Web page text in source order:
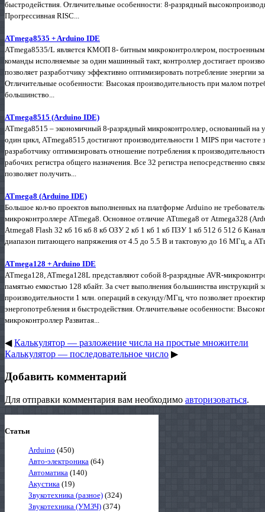
быстродействия. Отличительные особенности: 8-разрядный
Прогрессивная RISC...
ATmega8535 + Arduino IDE
ATmega8535/L является КМОП 8- битным микроконтроллером,
команды исполняемые за один машинный такт, контроллер достигает
позволяет разработчику эффективно оптимизировать потребление энергии
Отличительные особенности: Высокая производительность при малом
большинство...
ATmega8515 (Arduino IDE)
ATmega8515 – экономичный 8-разрядный микроконтроллер, основанный на
один цикл, ATmega8515 достигают производительности 1 MIPS при
разработчику оптимизировать отношение потребления к
рабочих регистра общего назначения. Все 32 регистра непосредственно
позволяет получить...
ATmega8 (Arduino IDE)
Большое кол-во проектов выполненных на платформе Arduino не
микроконтроллере ATmega8. Основное отличие ATtmega8 от Atmega328
Atmega8 Flash 32 кб 16 кб 8 кб ОЗУ 2 кб 1 кб 1 кб ПЗУ 1 кб 512 б 512 б
диапазон питающего напряжения от 4.5 до 5.5 В и тактовую до 16 МГц, а
ATmega128 + Arduino IDE
ATmega128, ATmega128L представляют собой 8-разрядные AVR-
памятью емкостью 128 кбайт. За счет выполнения большинства инструкций
производительности 1 млн. операций в секунду/МГц, что позволяет
энергопотребления и быстродействия. Отличительные особенности:
микроконтроллер Развитая...
◀Калькулятор — разложение числа на простые множители
Калькулятор — последовательное число ▶
Добавить комментарий
Для отправки комментария вам необходимо авторизоваться.
Статьи
Arduino (450)
Авто-электроника (64)
Автоматика (140)
Акустика (19)
Звукотехника (разное) (324)
Звукотехника (УМЗЧ) (374)